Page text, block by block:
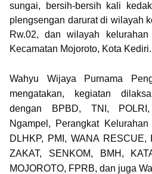
sungai, bersih-bersih kali
plengsengan darurat di wilayah
Rw.02, dan wilayah
Kecamatan Mojoroto, Kota Kediri.
Wahyu Wijaya Purnama
mengatakan, kegiatan
dengan BPBD, TNI,
Ngampel, Perangkat
DLHKP, PMI, WANA
ZAKAT, SENKOM, BMH,
MOJOROTO, FPRB, dan juga